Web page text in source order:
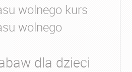
wolnego kurs
wolnego
dla dzieci